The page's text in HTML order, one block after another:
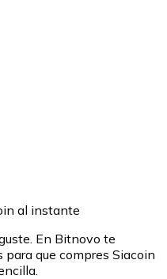
al instante
En Bitnovo te
que compres Siacoin